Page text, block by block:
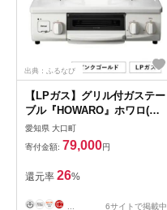
出典：ふるなび
【LPガス】グリル付ガステー
ブル『HOWARO』ホワロ(点
火つまみ:ピンクゴールド)幅
56cm【1624003】
愛知県 大口町
寄付金額: 79,000円
還元率 26%
6サイトで掲載中